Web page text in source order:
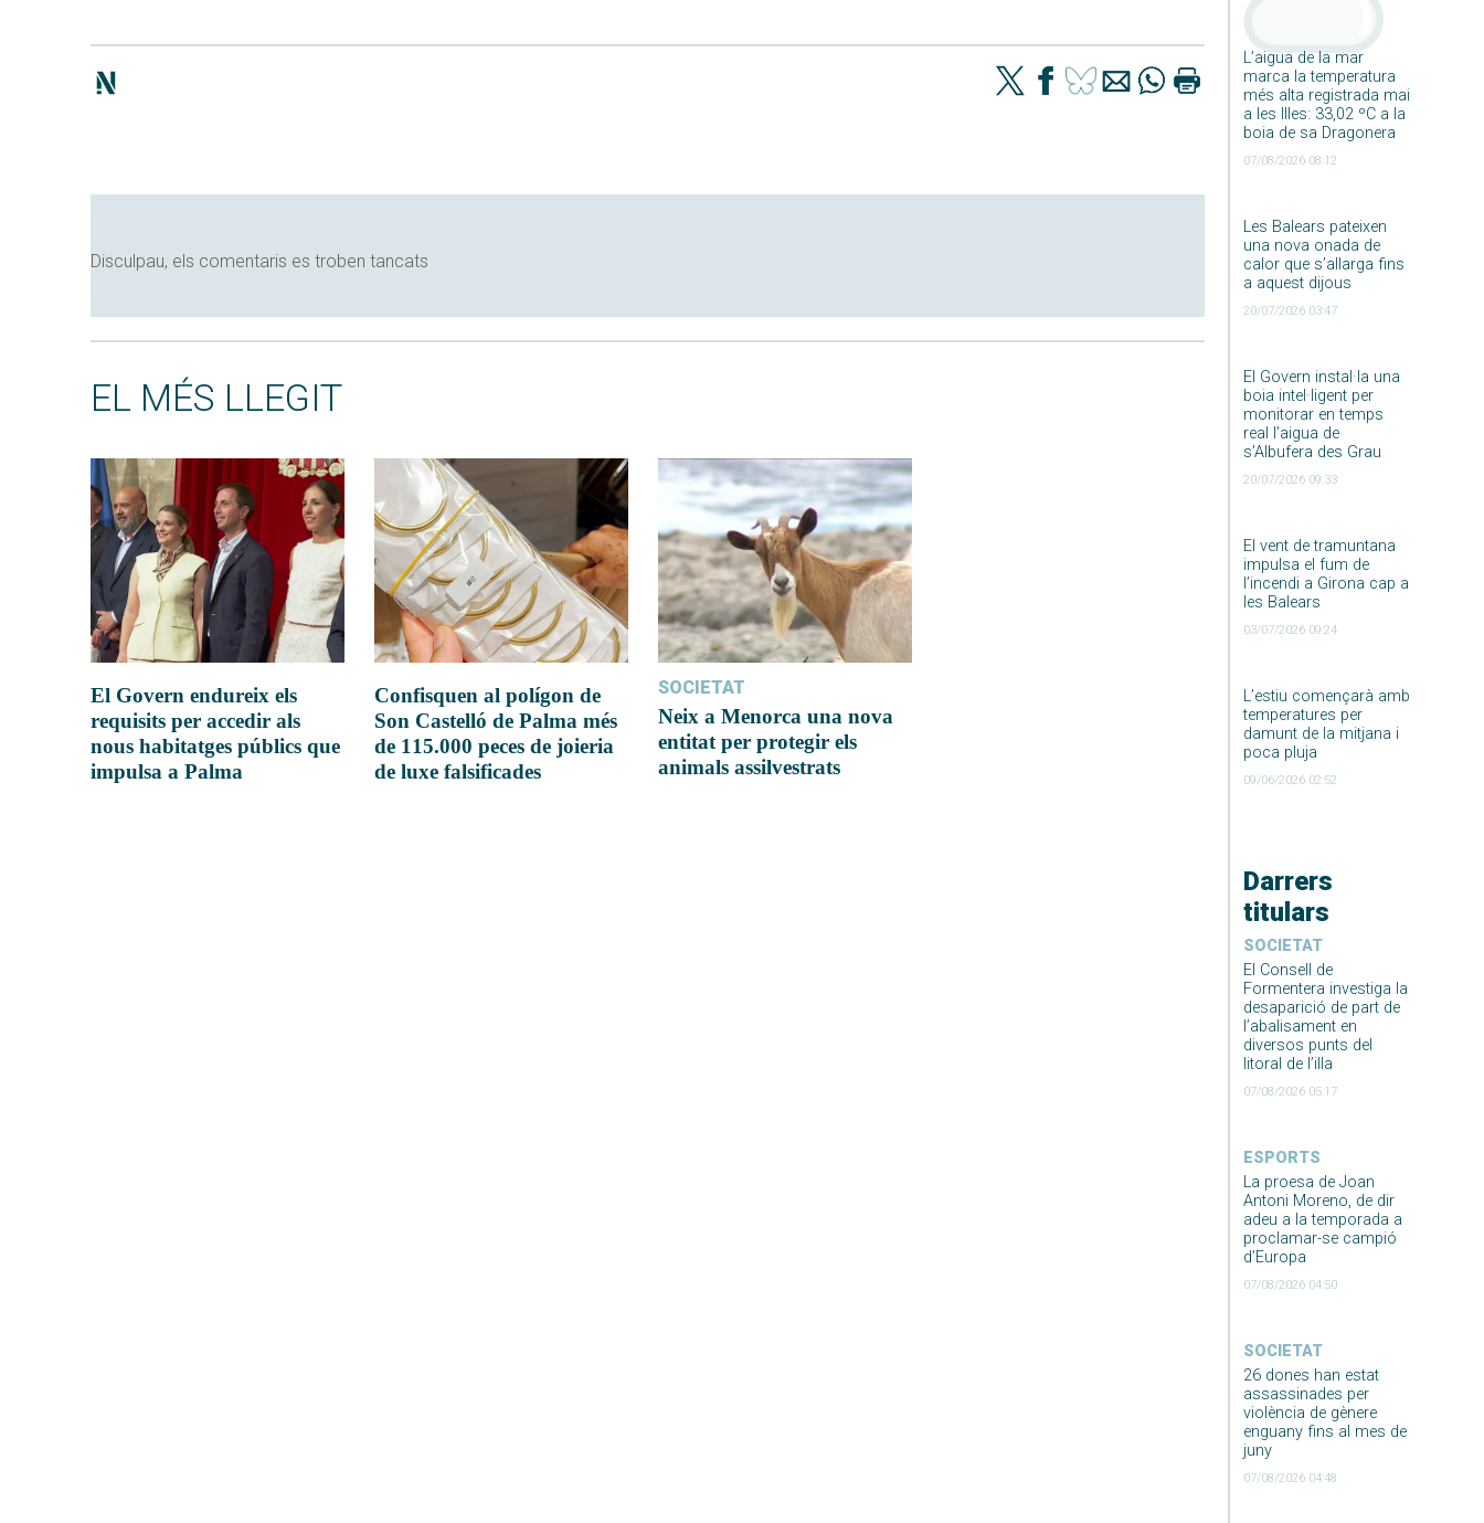
L’aigua de la mar
marca la temperatura
més alta registrada mai
a les Illes: 33,02 ºC a la
boia de sa Dragonera
07/08/2026 08:12
Les Balears pateixen
una nova onada de
calor que s’allarga fins
a aquest dijous
20/07/2026 03:47
El Govern instal·la una
boia intel·ligent per
monitorar en temps
real l’aigua de
s’Albufera des Grau
20/07/2026 09:33
El vent de tramuntana
impulsa el fum de
l’incendi a Girona cap a
les Balears
03/07/2026 09:24
L’estiu començarà amb
temperatures per
damunt de la mitjana i
poca pluja
09/06/2026 02:52
Darrers
titulars
SOCIETAT
El Consell de
Formentera investiga la
desaparició de part de
l’abalisament en
diversos punts del
litoral de l’illa
07/08/2026 05:17
ESPORTS
La proesa de Joan
Antoni Moreno, de dir
adeu a la temporada a
proclamar-se campió
d’Europa
07/08/2026 04:50
SOCIETAT
26 dones han estat
assassinades per
violència de gènere
enguany fins al mes de
juny
07/08/2026 04:48
Disculpau, els comentaris es troben tancats
EL MÉS LLEGIT
El Govern endureix els
requisits per accedir als
nous habitatges públics que
impulsa a Palma
Confisquen al polígon de
Son Castelló de Palma més
de 115.000 peces de joieria
de luxe falsificades
SOCIETAT
Neix a Menorca una nova
entitat per protegir els
animals assilvestrats